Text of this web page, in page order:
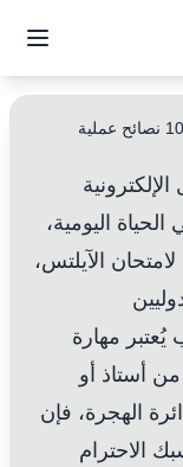
اليومية،
الآيلتس،
يُعتبر مهارة
أستاذ أو
الهجرة، فإن
الاحترام